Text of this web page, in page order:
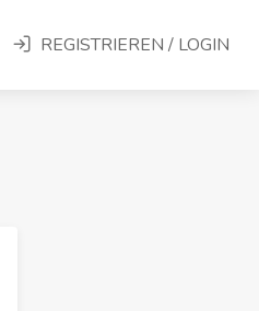
REGISTRIEREN / LOGIN